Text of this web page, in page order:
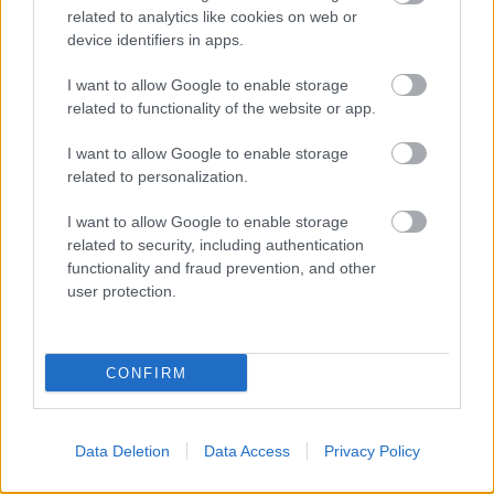
related to analytics like cookies on web or
device identifiers in apps.
I want to allow Google to enable storage
related to functionality of the website or app.
I want to allow Google to enable storage
related to personalization.
I want to allow Google to enable storage
related to security, including authentication
functionality and fraud prevention, and other
user protection.
CONFIRM
Data Deletion Data Access Privacy Policy
14 éve
@tutuka: miért, amiket kiadtak eddig a cuusoo
keretein belül, azok nem "lokalizáltak" - japán
mütyürök, játékos szubkultúra, tkp. ugyanaz.
hatvannyolckilencvennégyeske
14 éve
@hatvannyolckilencvennégyeske: a fenti egy kérdés
valójában
tutuka
14 éve
ordas nagy fasság :D én a LEGOról beszélek.